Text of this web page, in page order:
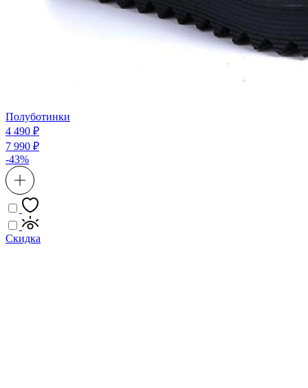
Полуботинки
4 490 ₽
7 990 ₽
-43%
Скидка